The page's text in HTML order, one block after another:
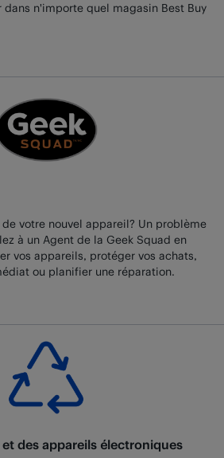
dans n'importe quel magasin Best Buy
votre nouvel appareil? Un problème
à un Agent de la Geek Squad en
vos appareils, protéger vos achats,
ou planifier une réparation.
des appareils électroniques